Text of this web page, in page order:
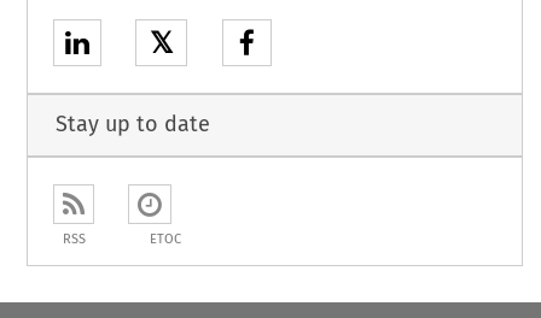
𝕏
Stay up to date
RSS ETOC